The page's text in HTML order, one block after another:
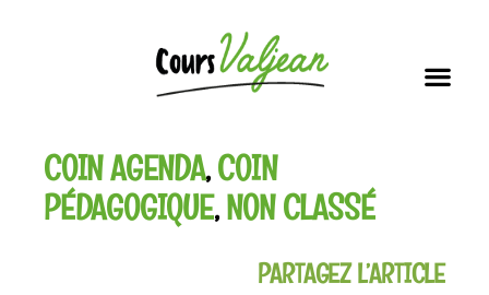
COIN AGENDA, COIN
PÉDAGOGIQUE, NON CLASSÉ
PARTAGEZ L’ARTICLE